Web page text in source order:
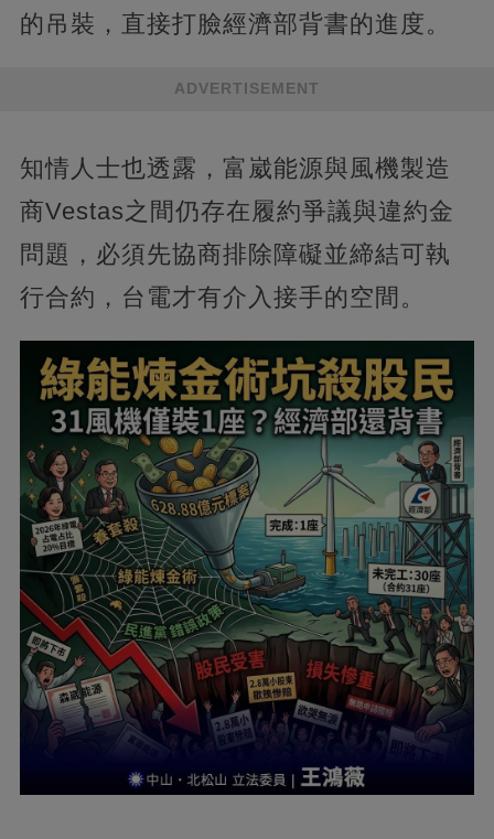
的吊裝，直接打臉經濟部背書的進度。
ADVERTISEMENT
知情人士也透露，富崴能源與風機製造
商Vestas之間仍存在履約爭議與違約金
問題，必須先協商排除障礙並締結可執
行合約，台電才有介入接手的空間。